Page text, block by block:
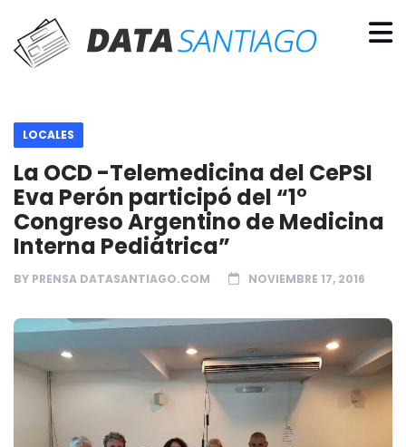
LOCALES
La OCD -Telemedicina del CePSI
Eva Perón participó del “1°
Congreso Argentino de Medicina
Interna Pediátrica”
BY PRENSA DATASANTIAGO.COM NOVIEMBRE 17, 2016